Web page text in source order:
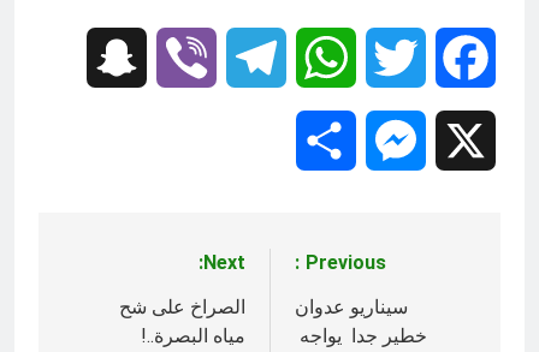
Facebook
Twitter
WhatsApp
Telegram
Viber
Messenger
المقالات
Previous:
سيناريو عدوان
خطير جدا يواجه
Next:
الصراخ على شح
مياه البصرة..!